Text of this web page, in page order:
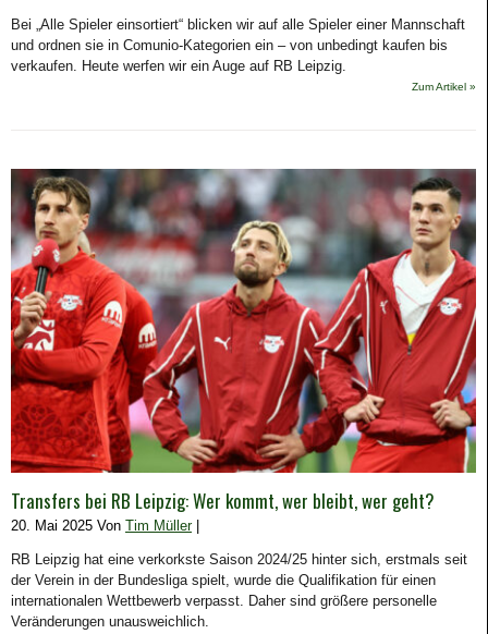
Bei „Alle Spieler einsortiert“ blicken wir auf alle Spieler einer Mannschaft
und ordnen sie in Comunio-Kategorien ein – von unbedingt kaufen bis
verkaufen. Heute werfen wir ein Auge auf RB Leipzig.
Zum Artikel »
Transfers bei RB Leipzig: Wer kommt, wer bleibt, wer geht?
20. Mai 2025 Von Tim Müller|
RB Leipzig hat eine verkorkste Saison 2024/25 hinter sich, erstmals seit
der Verein in der Bundesliga spielt, wurde die Qualifikation für einen
internationalen Wettbewerb verpasst. Daher sind größere personelle
Veränderungen unausweichlich.